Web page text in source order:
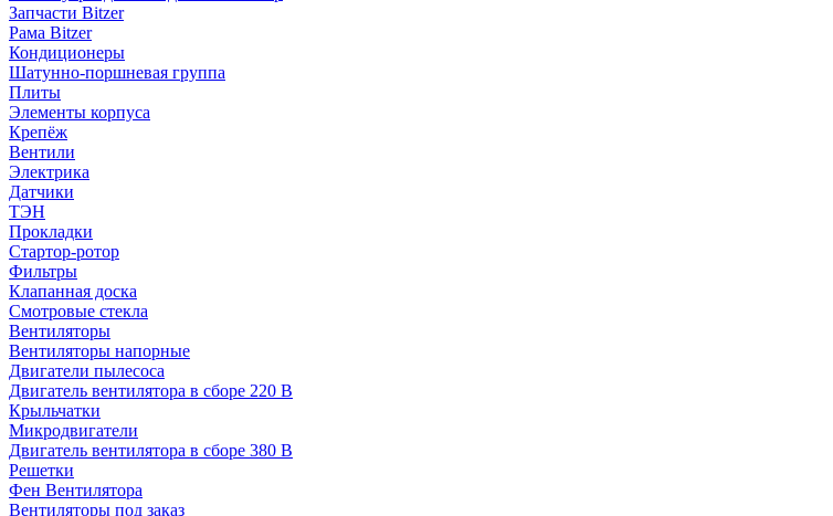
Запчасти Bitzer
Рама Bitzer
Кондиционеры
Шатунно-поршневая группа
Плиты
Элементы корпуса
Крепёж
Вентили
Электрика
Датчики
ТЭН
Прокладки
Стартор-ротор
Фильтры
Клапанная доска
Смотровые стекла
Вентиляторы
Вентиляторы напорные
Двигатели пылесоса
Двигатель вентилятора в сборе 220 В
Крыльчатки
Микродвигатели
Двигатель вентилятора в сборе 380 В
Решетки
Фен Вентилятора
Вентиляторы под заказ